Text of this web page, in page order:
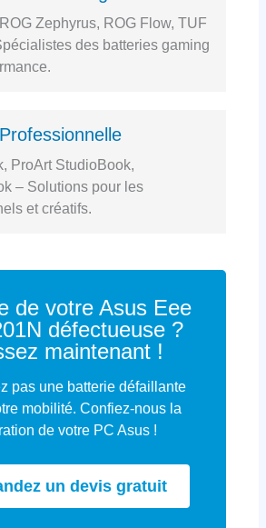
Zephyrus, ROG Flow, TUF
des batteries gaming
ProArt StudioBook,
– Solutions pour les
et créatifs.
de votre Asus Eee
défectueuse ?
maintenant !
pas une batterie défaillante
mobilité. Confiez-nous la
de votre PC Asus !
un devis gratuit